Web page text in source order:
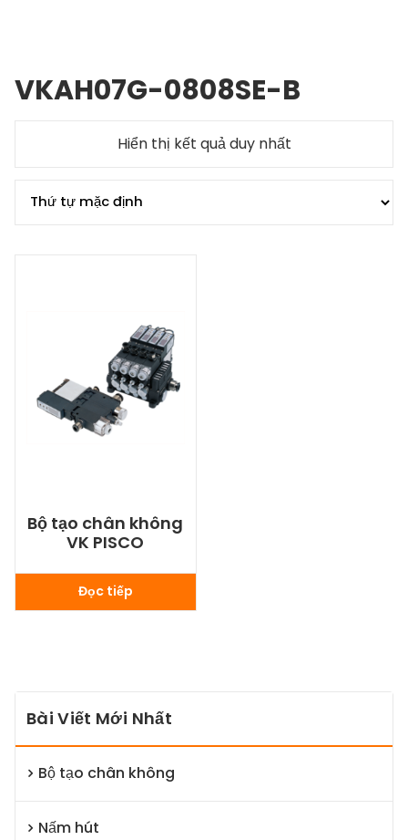
VKAH07G-0808SE-B
Hiển thị kết quả duy nhất
Bộ tạo chân không
VK PISCO
Đọc tiếp
Bài Viết Mới Nhất
Bộ tạo chân không
Nấm hút